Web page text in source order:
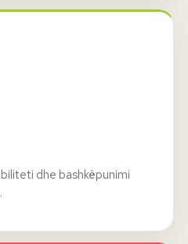
dhe bashkëpunimi